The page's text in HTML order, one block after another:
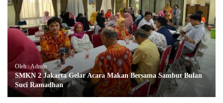
Oleh : Admin
SMKN 2 Jakarta Gelar Acara Makan Bersama Sambut Bulan
Suci Ramadhan